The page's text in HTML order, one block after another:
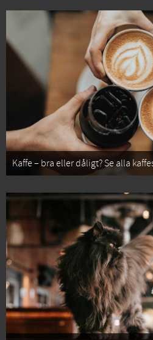
Kaffe – bra eller dåligt? Se alla